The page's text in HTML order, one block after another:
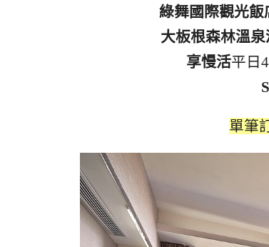
綠舞國際觀光飯
大板根森林溫泉
享慢活平日
單筆